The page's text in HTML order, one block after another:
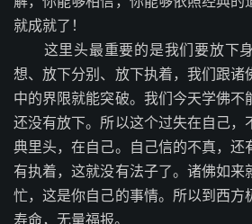
就成就了！
这里头最重要的是我们要放下
想、放下分别、放下执着，我们跟诸
中的界限就能突破。我们今天学佛不
还没有放下。所以这个过失在自己，
典里头，在自己。自己信的不真，还
有执着，这就没有法子了。诸佛如来
忙，这是你自己的事情。所以到西方
寿命，无量福报。